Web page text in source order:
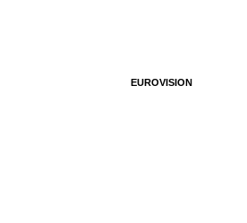
EUROVISION